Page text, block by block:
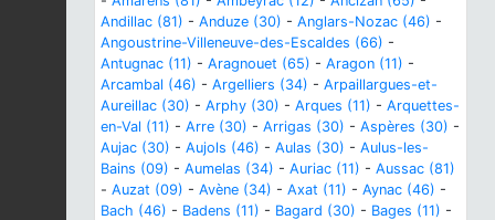
Andillac (81) - Anduze (30) - Anglars-Nozac (46) -
Angoustrine-Villeneuve-des-Escaldes (66) -
Antugnac (11) - Aragnouet (65) - Aragon (11) -
Arcambal (46) - Argelliers (34) - Arpaillargues-et-
Aureillac (30) - Arphy (30) - Arques (11) - Arquettes-
en-Val (11) - Arre (30) - Arrigas (30) - Aspères (30) -
Aujac (30) - Aujols (46) - Aulas (30) - Aulus-les-
Bains (09) - Aumelas (34) - Auriac (11) - Aussac (81)
- Auzat (09) - Avène (34) - Axat (11) - Aynac (46) -
Bach (46) - Badens (11) - Bagard (30) - Bages (11) -